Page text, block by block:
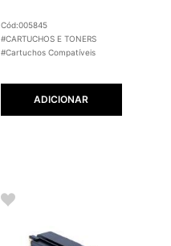
Cód:005845
#CARTUCHOS E TONERS
#Cartuchos Compatíveis
ADICIONAR